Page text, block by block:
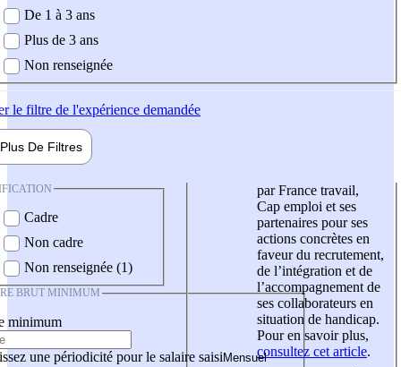
De 1 à 3 ans
Plus de 3 ans
Non renseignée
le filtre de l'expérience demandée
Plus De Filtres
Cadre
Non cadre
Non renseignée (1)
BRUT MINIMUM
minimum
une périodicité pour le salaire saisi
par France travail,
Cap emploi et ses
partenaires pour ses
actions concrètes en
faveur du recrutement,
de l’intégration et de
l’accompagnement de
ses collaborateurs en
situation de handicap.
Pour en savoir plus,
consultez cet article.